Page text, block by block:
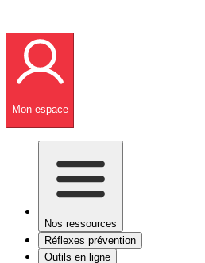
Mon espace
Nos ressources
Réflexes prévention
Outils en ligne